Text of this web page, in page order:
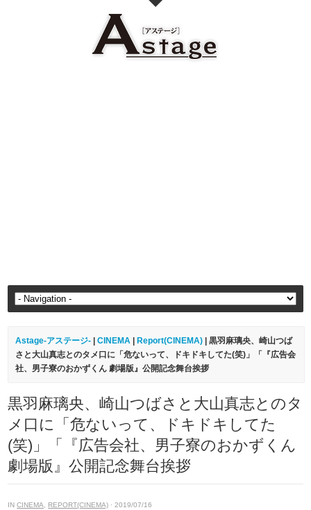
Astage-アステージ- |CINEMA Report(CINEMA) | 黒羽麻璃央、崎山つば
さと大山真志とのタメ口に「危ないって、ドキドキしてた(笑)」「『広告会
社、男子寮のおかずくん 劇場版』公開記念舞台挨拶
黒羽麻璃央、崎山つばさと大山真志とのタ
メ口に「危ないって、ドキドキしてた
(笑)」「『広告会社、男子寮のおかずくん
劇場版』公開記念舞台挨拶
INCINEMA REPORT(CINEMA) · 2019/07/16